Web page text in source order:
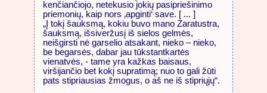
kenčiančiojo, netekusio jokių pasipriešinimo
priemonių, kaip nors ‚apginti‘ save. [ ... ]
„Į tokį šauksmą, kokiu buvo mano Zaratustra,
šauksmą, išsiveržusį iš sielos gelmės,
neišgirsti nė garselio atsakant, nieko – nieko,
be begarsės, dabar jau tūkstantkartės
vienatvės, - tame yra kažkas baisaus,
viršijančio bet kokį supratimą; nuo to gali žūti
pats stipriausias žmogus, o aš ne iš stipriųjų“.